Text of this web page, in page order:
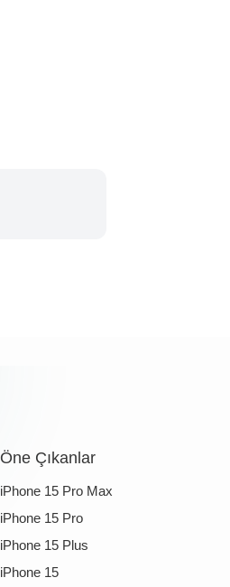
Öne Çıkanlar
iPhone 15 Pro Max
iPhone 15 Pro
iPhone 15 Plus
iPhone 15